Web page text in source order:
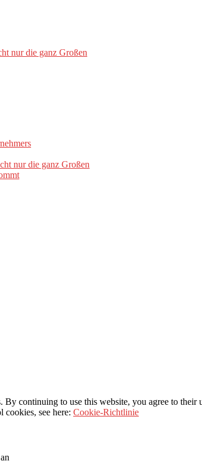
nur die ganz Großen
nur die ganz Großen
continuing to use this website, you agree to their
see here: Cookie-Richtlinie